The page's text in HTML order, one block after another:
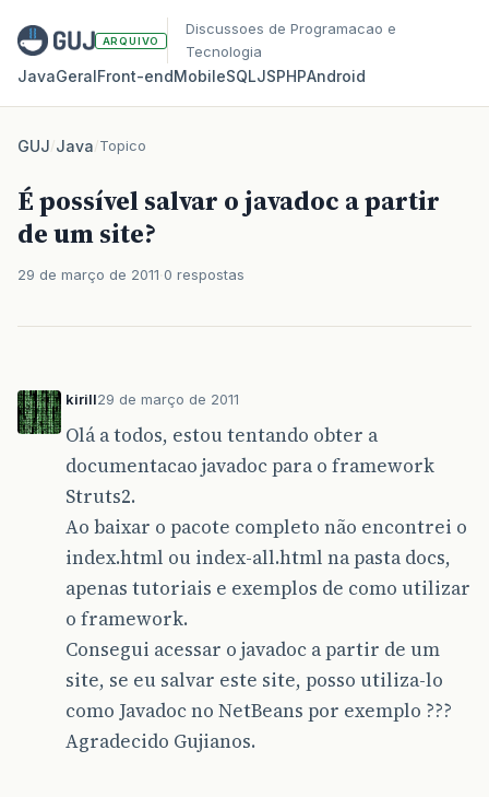
ARQUIVO
Discussoes de Programacao e
Tecnologia
JavaGeralFront‑endMobileSQLJSPHPAndroid
GUJ/Java/Topico
É possível salvar o javadoc a partir
de um site?
29 de março de 2011 0 respostas
kirill29 de março de 2011
Olá a todos, estou tentando obter a
documentacao javadoc para o framework
Struts2.
Ao baixar o pacote completo não encontrei o
index.html ou index-all.html na pasta docs,
apenas tutoriais e exemplos de como utilizar
o framework.
Consegui acessar o javadoc a partir de um
site, se eu salvar este site, posso utiliza-lo
como Javadoc no NetBeans por exemplo ???
Agradecido Gujianos.